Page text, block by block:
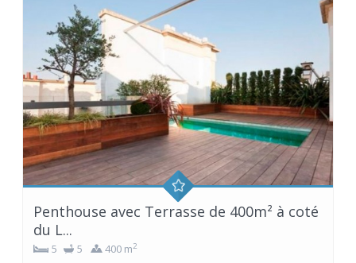
Penthouse avec Terrasse de 400m² à coté
du L...
5 5 400 m2